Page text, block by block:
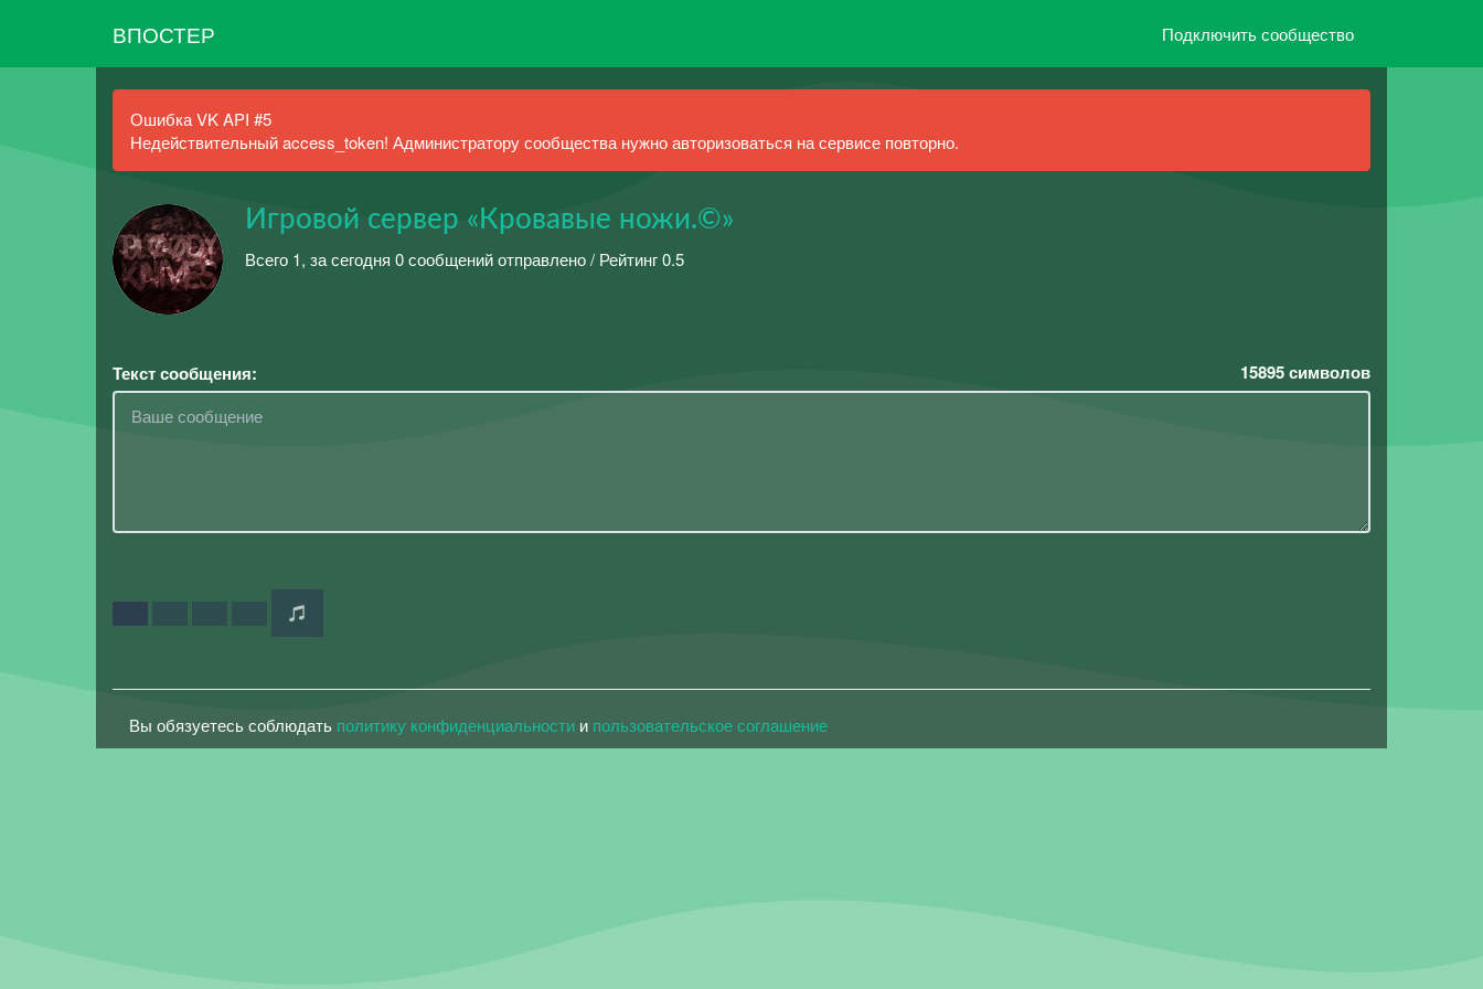
ВПОСТЕР Подключить сообщество
Ошибка VK API #5
Недействительный access_token! Администратору сообщества нужно авторизоваться на сервисе повторно.
Игровой сервер «Кровавые ножи.©»
Всего 1, за сегодня 0 сообщений отправлено / Рейтинг 0.5
Текст сообщения: 15895символов
Вы обязуетесь соблюдать политику конфиденциальности и пользовательское соглашение